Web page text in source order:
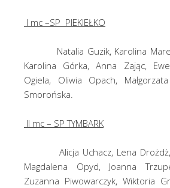
I mc –SP PIEKIEŁKO
Natalia Guzik, Karolina
Karolina Górka, Anna Zając,
Ogiela, Oliwia Opach,
Smorońska.
II mc – SP TYMBARK
Alicja Uchacz, Lena Drożdż,
Magdalena Opyd, Joanna
Zuzanna Piwowarczyk, Wiktoria